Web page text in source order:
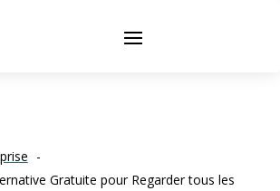
Gratuite pour Regarder tous les